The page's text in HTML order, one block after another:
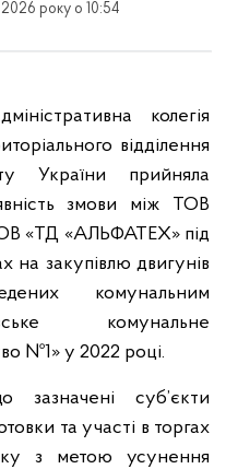
року о 10:54
колегія
відділення
України прийняла
змови між ТОВ
«ТД «АЛЬФАТЕХ» під
на закупівлю двигунів
комунальним
комунальне
№1» у 2022 році.
зазначені суб’єкти
та участі в торгах
з метою усунення